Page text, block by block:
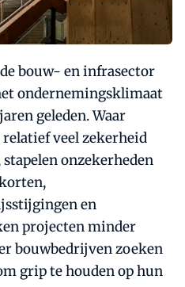
bouw- en infrasector
ondernemingsklimaat
geleden. Waar
veel zekerheid
onzekerheden
en
projecten minder
bouwbedrijven zoeken
grip te houden op hun